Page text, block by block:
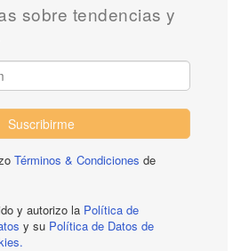
sobre tendencias y
Suscribirme
Términos & Condiciones de
y autorizo la Política de
y su Política de Datos de